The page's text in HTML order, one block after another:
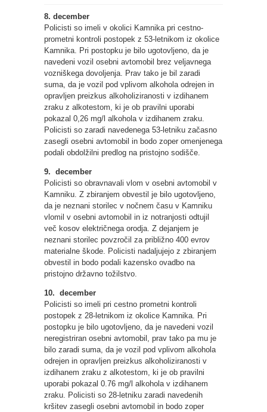
8. december
Policisti so imeli v okolici Kamnika pri cestno-
prometni kontroli postopek z 53-letnikom iz okolice
Kamnika. Pri postopku je bilo ugotovljeno, da je
navedeni vozil osebni avtomobil brez veljavnega
vozniškega dovoljenja. Prav tako je bil zaradi
suma, da je vozil pod vplivom alkohola odrejen in
opravljen preizkus alkoholiziranosti v izdihanem
zraku z alkotestom, ki je ob pravilni uporabi
pokazal 0,26 mg/l alkohola v izdihanem zraku.
Policisti so zaradi navedenega 53-letniku začasno
zasegli osebni avtomobil in bodo zoper omenjenega
podali obdolžilni predlog na pristojno sodišče.
9. december
Policisti so obravnavali vlom v osebni avtomobil v
Kamniku. Z zbiranjem obvestil je bilo ugotovljeno,
da je neznani storilec v nočnem času v Kamniku
vlomil v osebni avtomobil in iz notranjosti odtujil
več kosov električnega orodja. Z dejanjem je
neznani storilec povzročil za približno 400 evrov
materialne škode. Policisti nadaljujejo z zbiranjem
obvestil in bodo podali kazensko ovadbo na
pristojno državno tožilstvo.
10. december
Policisti so imeli pri cestno prometni kontroli
postopek z 28-letnikom iz okolice Kamnika. Pri
postopku je bilo ugotovljeno, da je navedeni vozil
neregistriran osebni avtomobil, prav tako pa mu je
bilo zaradi suma, da je vozil pod vplivom alkohola
odrejen in opravljen preizkus alkoholiziranosti v
izdihanem zraku z alkotestom, ki je ob pravilni
uporabi pokazal 0.76 mg/l alkohola v izdihanem
zraku. Policisti so 28-letniku zaradi navedenih
kršitev zasegli osebni avtomobil in bodo zoper